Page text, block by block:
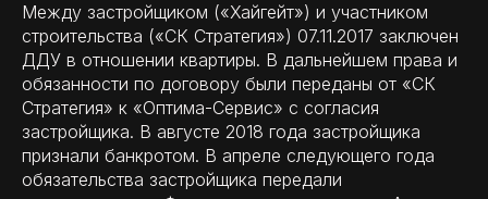
Между застройщиком («Хайгейт») и участником
строительства («СК Стратегия») 07.11.2017 заключен
ДДУ в отношении квартиры. В дальнейшем права и
обязанности по договору были переданы от «СК
Стратегия» к «Оптима-Сервис» с согласия
застройщика. В августе 2018 года застройщика
признали банкротом. В апреле следующего года
обязательства застройщика передали